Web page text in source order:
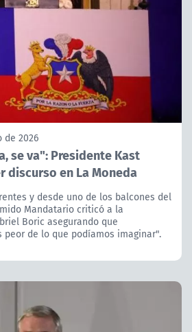
de 2026
se va": Presidente Kast
discurso en La Moneda
y desde uno de los balcones del
Mandatario criticó a la
Boric asegurando que
peor de lo que podíamos imaginar".